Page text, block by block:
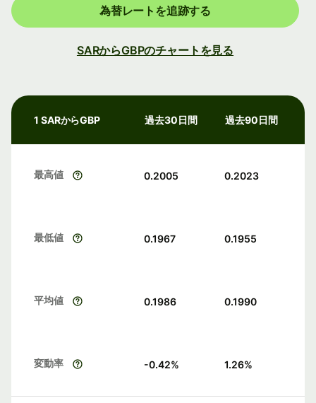
為替レートを追跡する
SARからGBPのチャートを見る
1 SARからGBP 過去30日間 過去90日間
最高値 0.2005 0.2023
最低値 0.1967 0.1955
平均値 0.1986 0.1990
変動率 -0.42% 1.26%